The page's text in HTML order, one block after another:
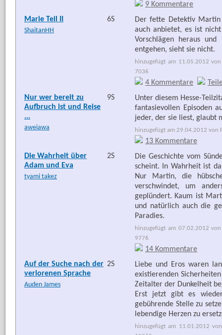
9 Kommentare
Marie Teil II
ShaitanHH
6S
Der fette Detektiv
auch anbietet, es ist
Vorschlägen heraus
entgehen, sieht sie nicht.
hinzugefügt am 11.05.2012
7036
4 Kommentare
Nur wer bereit zu
Aufbruch ist und Reise
...
aweiawa
9S
Unter diesem Hesse-
fantasievollen Episoden
jeder, der sie liest, glaubt
hinzugefügt am 29.04.2012 von
13 Kommentare
Die Wahrheit über
Adam und Eva
tyami takez
2S
Die Geschichte vom
scheint. In Wahrheit ist
Nur Martin, die
verschwindet, um
geplündert. Kaum ist
und natürlich auch die
Paradies.
hinzugefügt am 07.02.2012
9776
14 Kommentare
Auf der Suche nach der
verlorenen Sprache
Auden James
2S
Liebe und Eros waren
existierenden
Zeitalter der Dunkelheit
Erst jetzt gibt es
gebührende Stelle zu
lebendige Herzen zu
hinzugefügt am 11.01.2012